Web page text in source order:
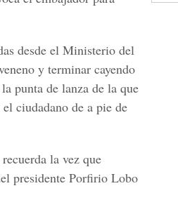
desde el Ministerio del
y terminar cayendo
punta de lanza de la que
ciudadano de a pie de
la vez que
presidente Porfirio Lobo